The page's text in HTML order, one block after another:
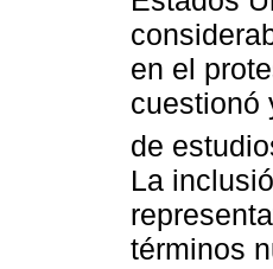
en el
cuestionó
de
La
términos